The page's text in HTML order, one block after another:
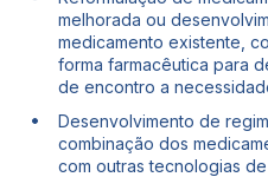
melhorada ou
medicamento existente,
forma farmacêutica para
de encontro a
Desenvolvimento de
combinação dos
com outras tecnologias